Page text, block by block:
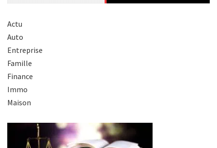
Actu
Auto
Entreprise
Famille
Finance
Immo
Maison